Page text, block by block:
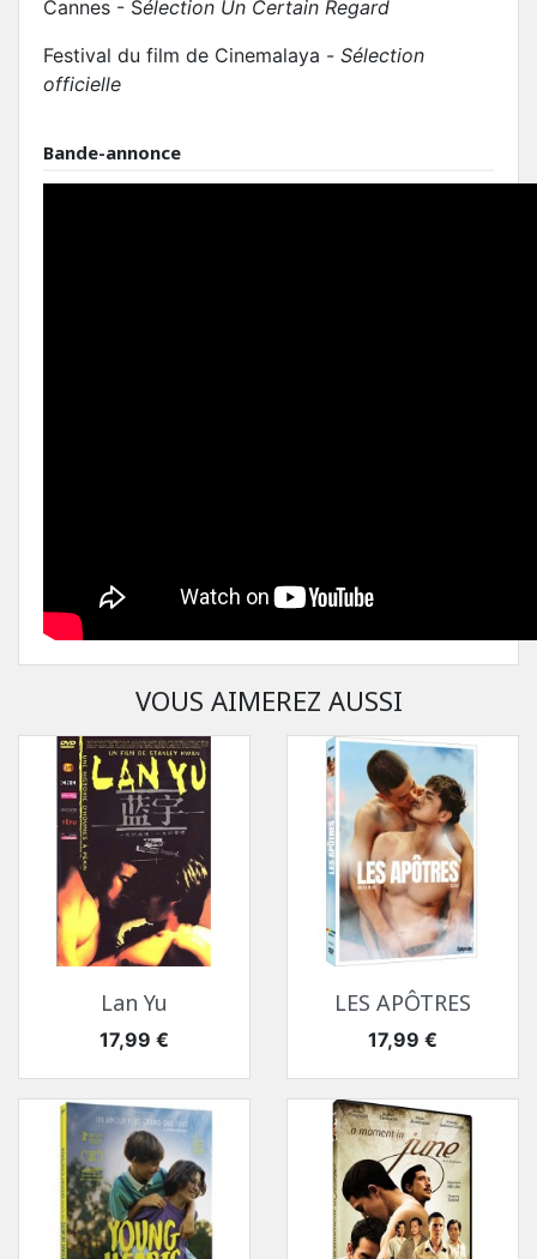
Cannes - Sélection Un Certain Regard
Festival du film de Cinemalaya - Sélection
officielle
Bande-annonce
VOUS AIMEREZ AUSSI
Lan Yu
Prix
17,99 €
LES APÔTRES
Prix
17,99 €